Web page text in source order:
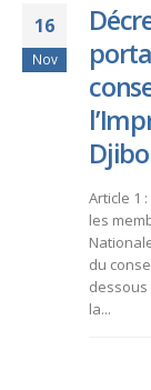
16
Nov
Article 1
les
du
dessous
la...